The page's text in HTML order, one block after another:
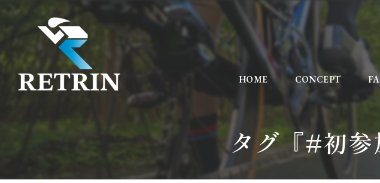
HOME CONCEPT
タグ『#初